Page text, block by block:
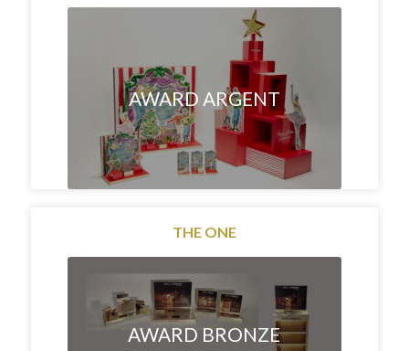
AWARD ARGENT
THE ONE
AWARD BRONZE